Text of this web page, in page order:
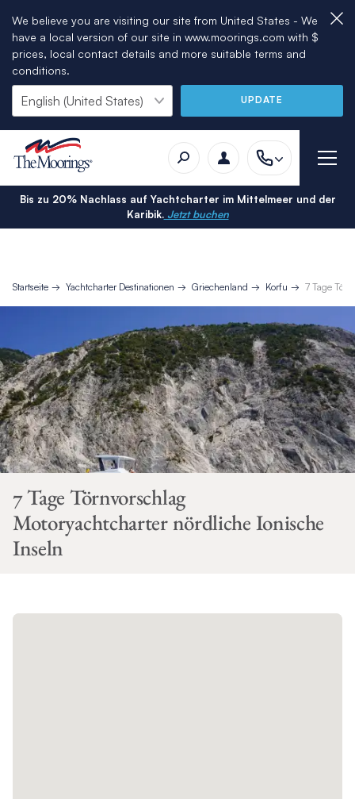
We believe you are visiting our site from United States - We
have a local version of our site in www.moorings.com with $
prices, local contact details and more suitable terms and
conditions.
UPDATE
Bis zu 20% Nachlass auf Yachtcharter im Mittelmeer und der
Karibik.Jetzt buchen
Startseite Yachtcharter Destinationen Griechenland Korfu 7 Tage
7 Tage Törnvorschlag
Motoryachtcharter nördliche Ionische
Inseln